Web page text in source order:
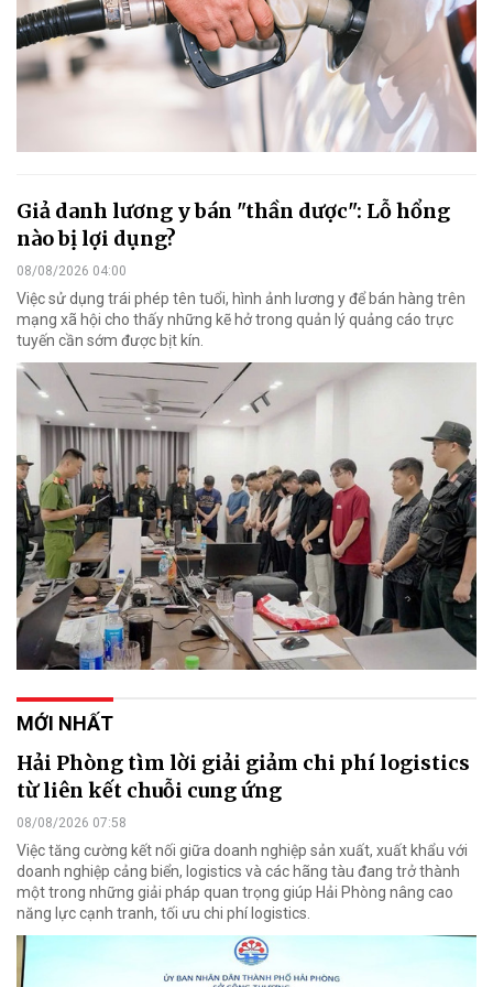
Giả danh lương y bán "thần dược": Lỗ hổng
nào bị lợi dụng?
08/08/2026 04:00
Việc sử dụng trái phép tên tuổi, hình ảnh lương y để bán hàng trên
mạng xã hội cho thấy những kẽ hở trong quản lý quảng cáo trực
tuyến cần sớm được bịt kín.
MỚI NHẤT
Hải Phòng tìm lời giải giảm chi phí logistics
từ liên kết chuỗi cung ứng
08/08/2026 07:58
Việc tăng cường kết nối giữa doanh nghiệp sản xuất, xuất khẩu với
doanh nghiệp cảng biển, logistics và các hãng tàu đang trở thành
một trong những giải pháp quan trọng giúp Hải Phòng nâng cao
năng lực cạnh tranh, tối ưu chi phí logistics.